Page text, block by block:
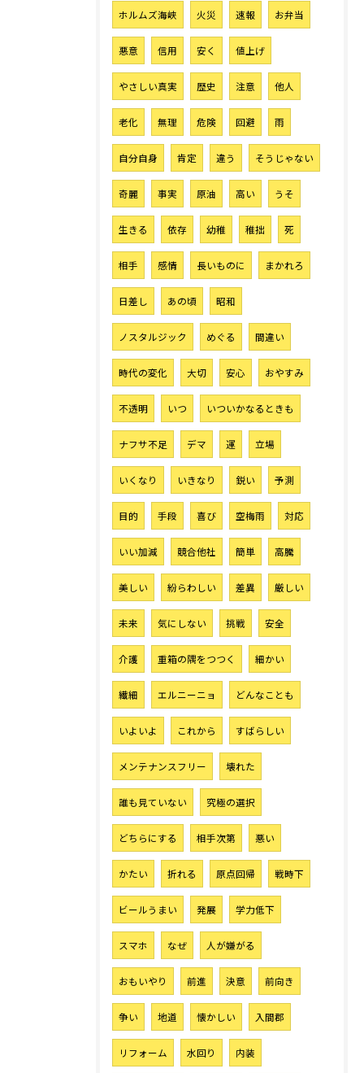
ホルムズ海峡 火災 速報 お弁当
悪意 信用 安く 値上げ
やさしい真実 歴史 注意 他人
老化 無理 危険 回避 雨
自分自身 肯定 違う そうじゃない
奇麗 事実 原油 高い うそ
生きる 依存 幼稚 稚拙 死
相手 感情 長いものに まかれろ
日差し あの頃 昭和
ノスタルジック めぐる 間違い
時代の変化 大切 安心 おやすみ
不透明 いつ いついかなるときも
ナフサ不足 デマ 運 立場
いくなり いきなり 鋭い 予測
目的 手段 喜び 空梅雨 対応
いい加減 競合他社 簡単 高騰
美しい 紛らわしい 差異 厳しい
未来 気にしない 挑戦 安全
介護 重箱の隅をつつく 細かい
繊細 エルニーニョ どんなことも
いよいよ これから すばらしい
メンテナンスフリー 壊れた
誰も見ていない 究極の選択
どちらにする 相手次第 悪い
かたい 折れる 原点回帰 戦時下
ビールうまい 発展 学力低下
スマホ なぜ 人が嫌がる
おもいやり 前進 決意 前向き
争い 地道 懐かしい 入間郡
リフォーム 水回り 内装
お気軽にご相談ください